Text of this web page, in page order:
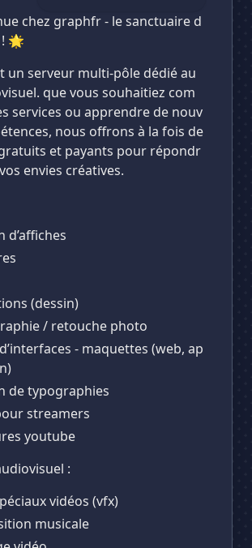
chez graphfr - le sanctuaire d
🌟
un serveur multi-pôle dédié au
que vous souhaitiez com
services ou apprendre de nouv
nous offrons à la fois de
et payants pour répondr
envies créatives.
d’affiches
(dessin)
/ retouche photo
- maquettes (web, ap
de typographies
streamers
youtube
:
vidéos (vfx)
musicale